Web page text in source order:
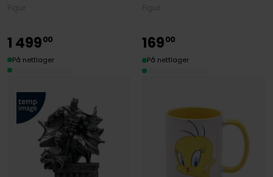
1 49900
På nettlager
16900
På nettlager